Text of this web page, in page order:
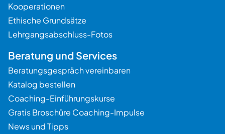
Kooperationen
Ethische Grundsätze
Lehrgangsabschluss-Fotos
Beratung und Services
Beratungsgespräch vereinbaren
Katalog bestellen
Coaching-Einführungskurse
Gratis Broschüre Coaching-Impulse
News und Tipps